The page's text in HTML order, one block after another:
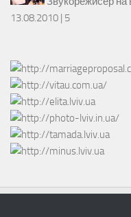
13.08.2010 | 5